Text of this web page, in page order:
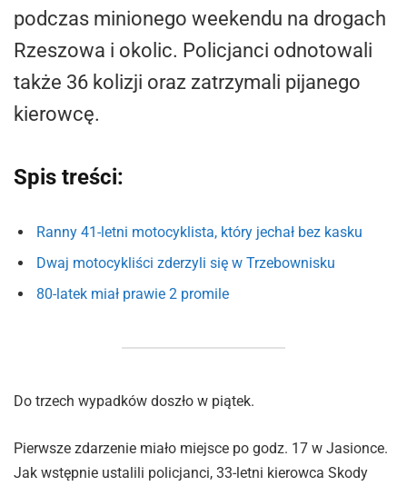
podczas minionego weekendu na drogach
Rzeszowa i okolic. Policjanci odnotowali
także 36 kolizji oraz zatrzymali pijanego
kierowcę.
Spis treści:
Ranny 41-letni motocyklista, który jechał bez kasku
Dwaj motocykliści zderzyli się w Trzebownisku
80-latek miał prawie 2 promile
Do trzech wypadków doszło w piątek.
Pierwsze zdarzenie miało miejsce po godz. 17 w Jasionce.
Jak wstępnie ustalili policjanci, 33-letni kierowca Skody